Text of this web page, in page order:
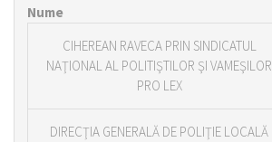
Nume
CIHEREAN RAVECA PRIN SINDICATUL
NAŢIONAL AL POLITIŞTILOR ŞI VAMEŞILOR
PRO LEX
DIRECŢIA GENERALĂ DE POLIŢIE LOCALĂ